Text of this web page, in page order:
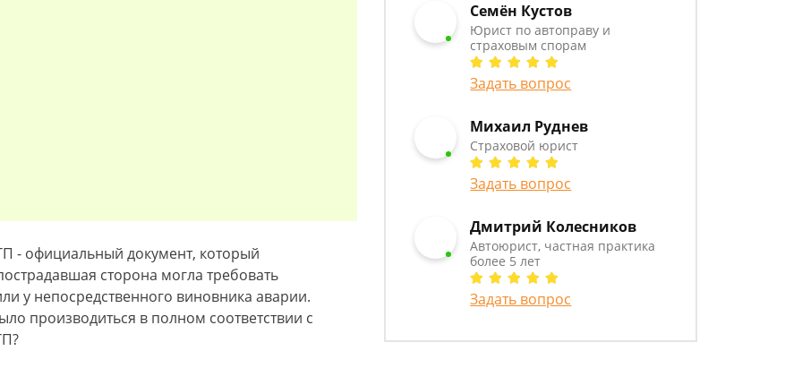
- официальный документ, который
сторона могла требовать
у непосредственного виновника аварии.
производиться в полном соответствии с
Семён Кустов
Юрист по автоправу и
страховым спорам
Задать вопрос
Михаил Руднев
Страховой юрист
Задать вопрос
Дмитрий Колесников
Автоюрист, частная практика
более 5 лет
Задать вопрос